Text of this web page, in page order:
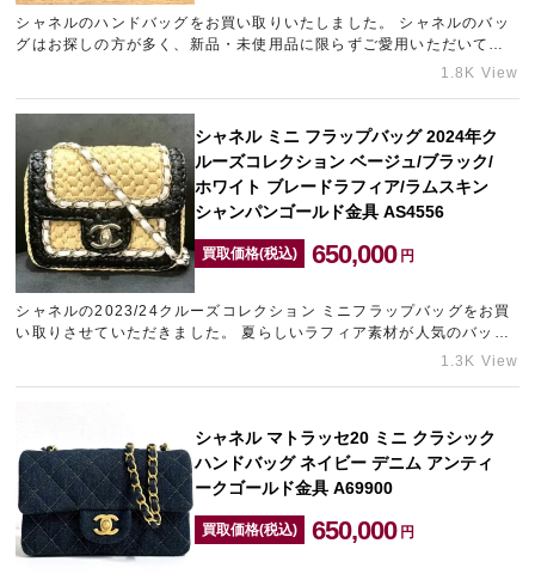
シャネルのハンドバッグをお買い取りいたしました。 シャネルのバッ
グはお探しの方が多く、新品・未使用品に限らずご愛用いただいてい
たお品物であっても高価買取が可能です。 中でも人気の高いミ…1.8K View
シャネル ミニ フラップバッグ 2024年ク
ルーズコレクション ベージュ/ブラック/
ホワイト ブレードラフィア/ラムスキン
シャンパンゴールド金具 AS4556
買取価格(税込) 650,000 円
シャネルの2023/24クルーズコレクション ミニフラップバッグをお買
い取りさせていただきました。 夏らしいラフィア素材が人気のバッグ
です。 季節商材ということもあり、定番シリーズに比べると買…1.3K View
シャネル マトラッセ20 ミニ クラシック
ハンドバッグ ネイビー デニム アンティ
ークゴールド金具 A69900
買取価格(税込) 650,000 円